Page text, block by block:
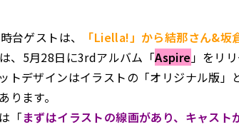
台ゲストは、 「Liella!」から結那さん&坂
、5月28日に3rdアルバム「Aspire 」をリ
トデザインはイラストの「オリジナル版
ります。
「まずはイラストの線画があり、キャス